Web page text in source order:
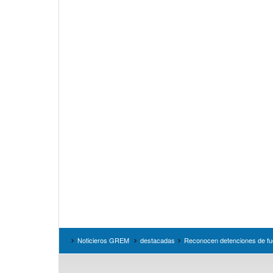
Noticieros GREM destacadas Reconocen detenciones de